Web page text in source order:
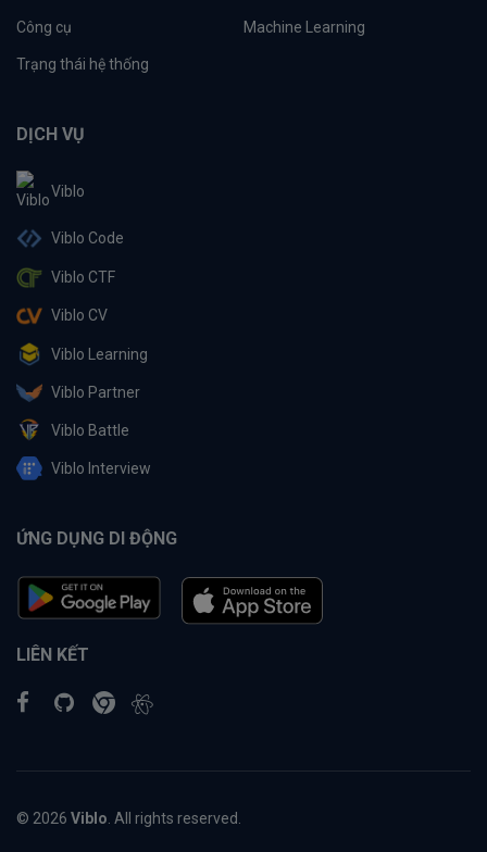
Công cụ Machine Learning
Trạng thái hệ thống
DỊCH VỤ
Viblo
Viblo Code
Viblo CTF
Viblo CV
Viblo Learning
Viblo Partner
Viblo Battle
Viblo Interview
ỨNG DỤNG DI ĐỘNG
LIÊN KẾT
© 2026 Viblo . All rights reserved.